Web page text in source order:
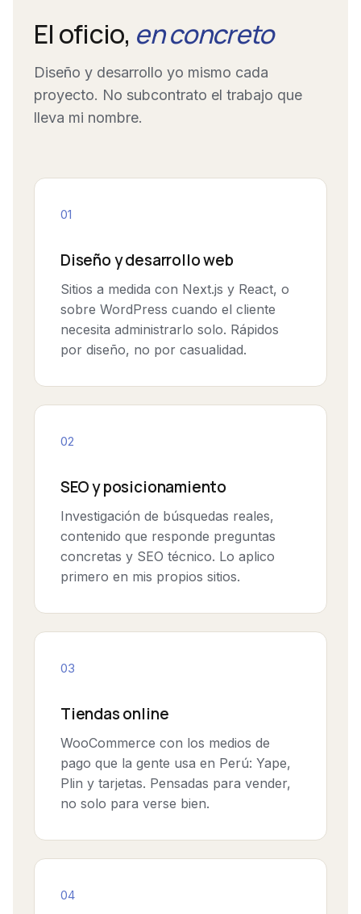
El oficio, en concreto
Diseño y desarrollo yo mismo cada
proyecto. No subcontrato el trabajo que
lleva mi nombre.
01
Diseño y desarrollo web
Sitios a medida con Next.js y React, o
sobre WordPress cuando el cliente
necesita administrarlo solo. Rápidos
por diseño, no por casualidad.
02
SEO y posicionamiento
Investigación de búsquedas reales,
contenido que responde preguntas
concretas y SEO técnico. Lo aplico
primero en mis propios sitios.
03
Tiendas online
WooCommerce con los medios de
pago que la gente usa en Perú: Yape,
Plin y tarjetas. Pensadas para vender,
no solo para verse bien.
04